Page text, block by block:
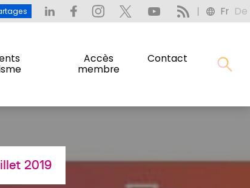
Accès
membre
Contact
Fr De
en partages Fr De
2019